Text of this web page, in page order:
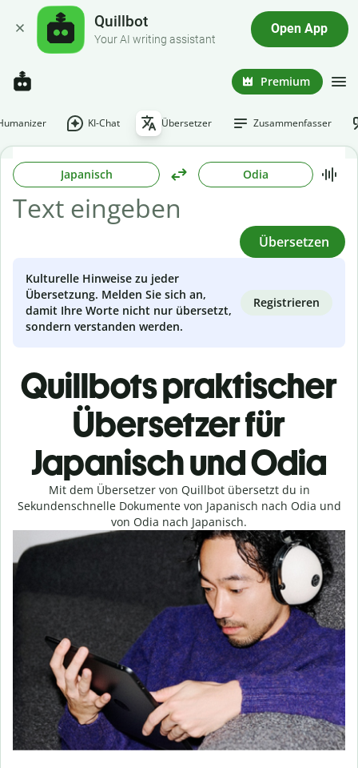
Quillbot
Your AI writing assistant
Open App
Premium
KI-Chat Übersetzer Zusammenfasser
Japanisch Odia
Übersetzen
Kulturelle Hinweise zu jeder
Übersetzung. Melden Sie sich an,
damit Ihre Worte nicht nur übersetzt,
sondern verstanden werden.
Registrieren
Quillbots praktischer
Übersetzer für
Japanisch und Odia
Mit dem Übersetzer von Quillbot übersetzt du in
Sekundenschnelle Dokumente von Japanisch nach Odia und
von Odia nach Japanisch.